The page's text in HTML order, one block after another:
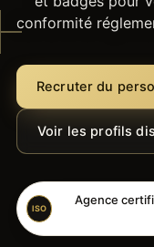
conformité
Recruter du
Voir les profils
ISO
Agence